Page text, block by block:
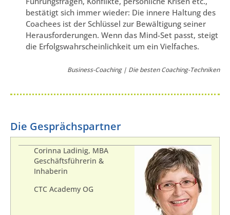
bestätigt sich immer wieder: Die innere Haltung des
Coachees ist der Schlüssel zur Bewältigung seiner
Herausforderungen. Wenn das Mind-Set passt, steigt
die Erfolgswahrscheinlichkeit um ein Vielfaches.
Business-Coaching | Die besten Coaching-Techniken
Die Gesprächspartner
Corinna Ladinig, MBA
Geschäftsführerin &
Inhaberin
CTC Academy OG